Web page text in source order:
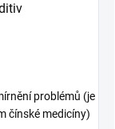
problémů (je
čínské medicíny)